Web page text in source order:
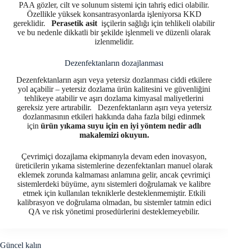
PAA gözler, cilt ve solunum sistemi için tahriş edici olabilir.
Özellikle yüksek konsantrasyonlarda işleniyorsa KKD
gereklidir. Perasetik asit işçilerin sağlığı için tehlikeli olabilir
ve bu nedenle dikkatli bir şekilde işlenmeli ve düzenli olarak
izlenmelidir.
Dezenfektanların dozajlanması
Dezenfektanların aşırı veya yetersiz dozlanması ciddi etkilere
yol açabilir – yetersiz dozlama ürün kalitesini ve güvenliğini
tehlikeye atabilir ve aşırı dozlama kimyasal maliyetlerini
gereksiz yere artırabilir. Dezenfektanların aşırı veya yetersiz
dozlanmasının etkileri hakkında daha fazla bilgi edinmek
için ürün yıkama suyu için en iyi yöntem nedir adlı
makalemizi okuyun.
Çevrimiçi dozajlama ekipmanıyla devam eden inovasyon,
üreticilerin yıkama sistemlerine dezenfektanları manuel olarak
eklemek zorunda kalmaması anlamına gelir, ancak çevrimiçi
sistemlerdeki büyüme, aynı sistemleri doğrulamak ve kalibre
etmek için kullanılan tekniklerle desteklenmemiştir. Etkili
kalibrasyon ve doğrulama olmadan, bu sistemler tatmin edici
QA ve risk yönetimi prosedürlerini desteklemeyebilir.
Güncel kalın